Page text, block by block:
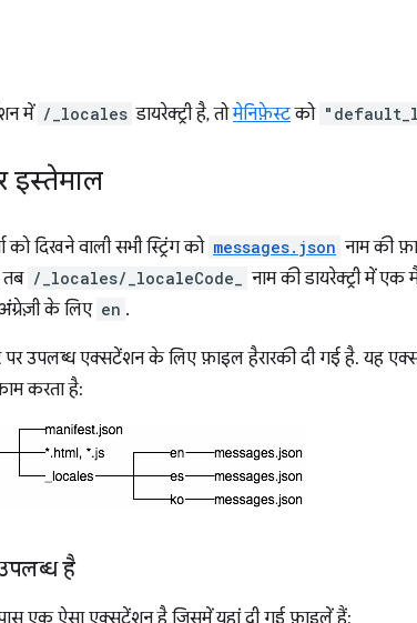
में /_locales डायरेक्ट्री है, तोमेनिफ़ेस्टको
इस्तेमाल
दिखने वाली सभी स्ट्रिंग को messages.json नाम की
तब /_locales/_localeCode_ नाम की डायरेक्ट्री में
के लिए en .
पर उपलब्ध एक्सटेंशन के लिए फ़ाइल हैरारकी दी गई है. यह
करता है:
है
एक ऐसा एक्सटेंशन है जिसमें यहां दी गई फ़ाइलें हैं: